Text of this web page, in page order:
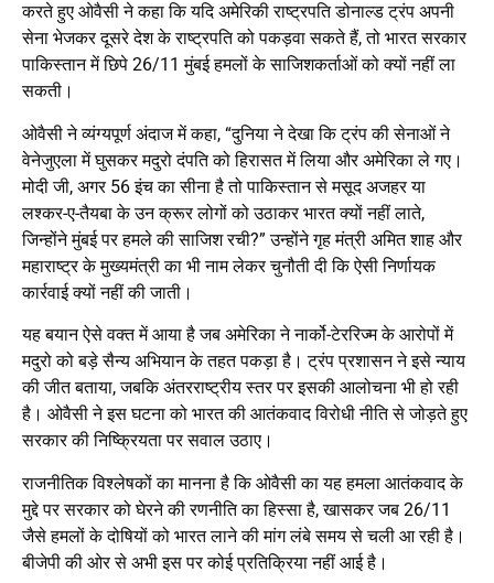
करते हुए ओवैसी ने कहा कि यदि अमेरिकी राष्ट्रपति डोनाल्ड ट्रंप अपनी
सेना भेजकर दूसरे देश के राष्ट्रपति को पकड़वा सकते हैं, तो भारत सरकार
पाकिस्तान में छिपे 26/11 मुंबई हमलों के साजिशकर्ताओं को क्यों नहीं ला
सकती।
ओवैसी ने व्यंग्यपूर्ण अंदाज में कहा, “दुनिया ने देखा कि ट्रंप की सेनाओं ने
वेनेजुएला में घुसकर मदुरो दंपति को हिरासत में लिया और अमेरिका ले गए।
मोदी जी, अगर 56 इंच का सीना है तो पाकिस्तान से मसूद अजहर या
लश्कर-ए-तैयबा के उन क्रूर लोगों को उठाकर भारत क्यों नहीं लाते,
जिन्होंने मुंबई पर हमले की साजिश रची?” उन्होंने गृह मंत्री अमित शाह और
महाराष्ट्र के मुख्यमंत्री का भी नाम लेकर चुनौती दी कि ऐसी निर्णायक
कार्रवाई क्यों नहीं की जाती।
यह बयान ऐसे वक्त में आया है जब अमेरिका ने नार्को-टेररिज्म के आरोपों में
मदुरो को बड़े सैन्य अभियान के तहत पकड़ा है। ट्रंप प्रशासन ने इसे न्याय
की जीत बताया, जबकि अंतरराष्ट्रीय स्तर पर इसकी आलोचना भी हो रही
है। ओवैसी ने इस घटना को भारत की आतंकवाद विरोधी नीति से जोड़ते हुए
सरकार की निष्क्रियता पर सवाल उठाए।
राजनीतिक विश्लेषकों का मानना है कि ओवैसी का यह हमला आतंकवाद के
मुद्दे पर सरकार को घेरने की रणनीति का हिस्सा है, खासकर जब 26/11
जैसे हमलों के दोषियों को भारत लाने की मांग लंबे समय से चली आ रही है।
बीजेपी की ओर से अभी इस पर कोई प्रतिक्रिया नहीं आई है।